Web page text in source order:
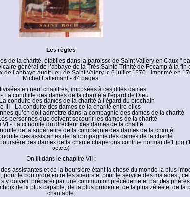
Les règles
de la charité, établies dans la paroisse de Saint Vallery en Caux "
général de l’abbaye de la Très Sainte Trinité de Fécamp à la fin
de l’abbaye audit lieu de Saint Valery le 6 juillet 1670 - imprimé en
Michel Lallemant - 44 pages.
en neuf chapitres, imposées à ces dites dames
La conduite des dames de la charité à l’égard de Dieu
conduite des dames de la charité à l’égard du prochain
III - La conduite des dames de la charité entre elles
qu’on doit admettre dans la compagnie des dames de la charité
personnes que doivent secourir les dames de la charité
VI - La conduite du directeur des dames de la charité
de la supérieure de la compagnie des dames de la charité
des assistantes de la compagnie des dames de la charité
des dames de la charité chaperons confrrie normande1.jpg
octets)
On lit dans le chapitre VII :
assistantes et de la boursière étant la chose du monde la plus
pour le bon ordre entre les soeurs et pour le service des malades ;
doivent préparer par une communion précédente et par des prières
de la plus capable, de la plus prudente, de la plus zélée et de la
charitable.